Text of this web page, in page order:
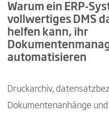
Warum ein ERP-
vollwertiges DMS
helfen kann, ihr
automatisieren
Druckarchiv,
Dokumentenanhänge